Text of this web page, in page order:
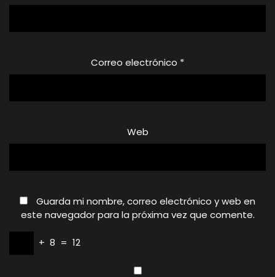
Correo electrónico *
Web
Guarda mi nombre, correo electrónico y web en
este navegador para la próxima vez que comente.
+ 8 = 12